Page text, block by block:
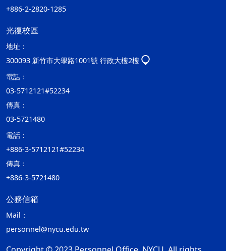
+886-2-2820-1285
光復校區
地址：
300093 新竹市大學路1001號 行政大樓2樓
電話：
03-5712121#52234
傳真：
03-5721480
電話：
+886-3-5712121#52234
傳真：
+886-3-5721480
公務信箱
Mail：
personnel@nycu.edu.tw